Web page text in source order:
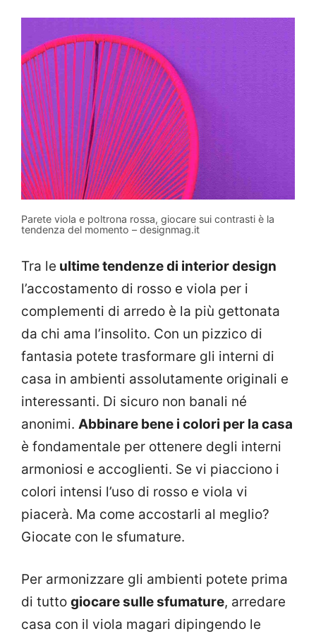
Parete viola e poltrona rossa, giocare sui contrasti è la
tendenza del momento – designmag.it
Tra le ultime tendenze di interior design
l’accostamento di rosso e viola per i
complementi di arredo è la più gettonata
da chi ama l’insolito. Con un pizzico di
fantasia potete trasformare gli interni di
casa in ambienti assolutamente originali e
interessanti. Di sicuro non banali né
anonimi. Abbinare bene i colori per la casa
è fondamentale per ottenere degli interni
armoniosi e accoglienti. Se vi piacciono i
colori intensi l’uso di rosso e viola vi
piacerà. Ma come accostarli al meglio?
Giocate con le sfumature.
Per armonizzare gli ambienti potete prima
di tutto giocare sulle sfumature, arredare
casa con il viola magari dipingendo le